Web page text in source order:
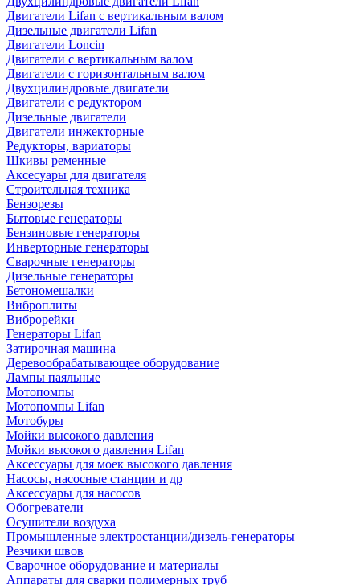
Двигатели Lifan с вертикальным валом
Дизельные двигатели Lifan
Двигатели Loncin
Двигатели с вертикальным валом
Двигатели с горизонтальным валом
Двухцилиндровые двигатели
Двигатели с редуктором
Дизельные двигатели
Двигатели инжекторные
Редукторы, вариаторы
Шкивы ременные
Аксесуары для двигателя
Строительная техника
Бензорезы
Бытовые генераторы
Бензиновые генераторы
Инверторные генераторы
Сварочные генераторы
Дизельные генераторы
Бетономешалки
Виброплиты
Виброрейки
Генераторы Lifan
Затирочная машина
Деревообрабатывающее оборудование
Лампы паяльные
Мотопомпы
Мотопомпы Lifan
Мотобуры
Мойки высокого давления
Мойки высокого давления Lifan
Аксессуары для моек высокого давления
Насосы, насосные станции и др
Аксессуары для насосов
Обогреватели
Осушители воздуха
Промышленные электростанции/дизель-генераторы
Резчики швов
Сварочное оборудование и материалы
Аппараты для сварки полимерных труб